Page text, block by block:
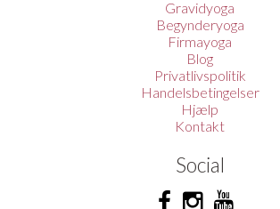
Gravidyoga
Begynderyoga
Firmayoga
Blog
Privatlivspolitik
Handelsbetingelser
Hjælp
Kontakt
Social